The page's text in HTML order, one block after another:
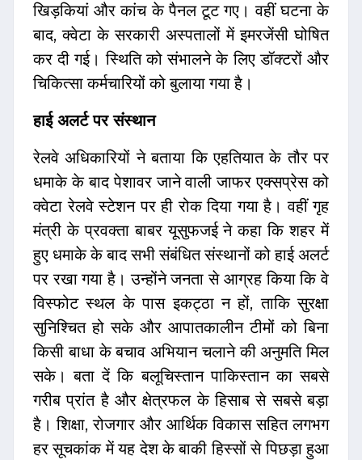
खिड़कियां और कांच के पैनल टूट गए। वहीं घटना के
बाद, क्वेटा के सरकारी अस्पतालों में इमरजेंसी घोषित
कर दी गई। स्थिति को संभालने के लिए डॉक्टरों और
चिकित्सा कर्मचारियों को बुलाया गया है।
हाई अलर्ट पर संस्थान
रेलवे अधिकारियों ने बताया कि एहतियात के तौर पर
धमाके के बाद पेशावर जाने वाली जाफर एक्सप्रेस को
क्वेटा रेलवे स्टेशन पर ही रोक दिया गया है। वहीं गृह
मंत्री के प्रवक्ता बाबर यूसुफजई ने कहा कि शहर में
हुए धमाके के बाद सभी संबंधित संस्थानों को हाई अलर्ट
पर रखा गया है। उन्होंने जनता से आग्रह किया कि वे
विस्फोट स्थल के पास इकट्ठा न हों, ताकि सुरक्षा
सुनिश्चित हो सके और आपातकालीन टीमों को बिना
किसी बाधा के बचाव अभियान चलाने की अनुमति मिल
सके। बता दें कि बलूचिस्तान पाकिस्तान का सबसे
गरीब प्रांत है और क्षेत्रफल के हिसाब से सबसे बड़ा
है। शिक्षा, रोजगार और आर्थिक विकास सहित लगभग
हर सूचकांक में यह देश के बाकी हिस्सों से पिछड़ा हुआ